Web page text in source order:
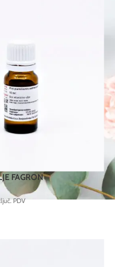
FAGRON
PDV